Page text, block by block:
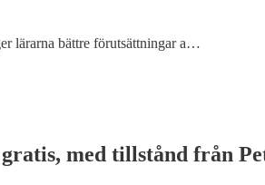
lärarna bättre förutsättningar a…
med tillstånd från